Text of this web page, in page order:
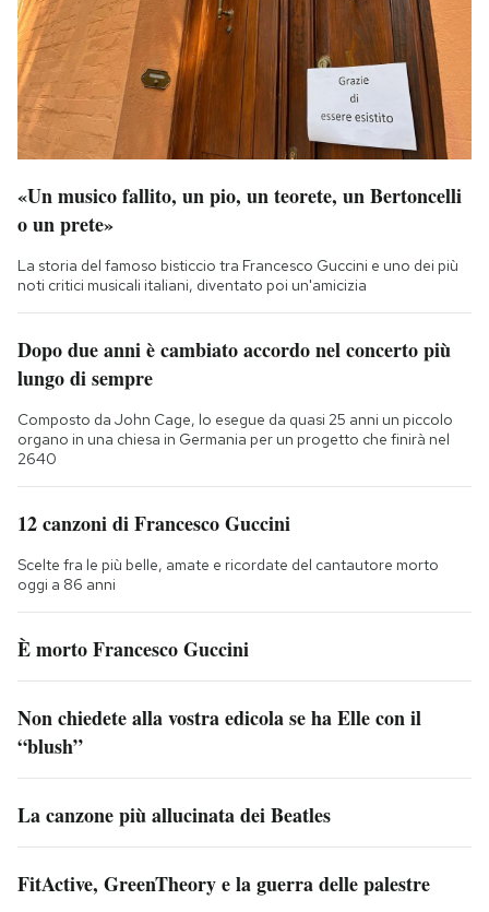
«Un musico fallito, un pio, un teorete, un Bertoncelli
o un prete»
La storia del famoso bisticcio tra Francesco Guccini e uno dei più
noti critici musicali italiani, diventato poi un'amicizia
Dopo due anni è cambiato accordo nel concerto più
lungo di sempre
Composto da John Cage, lo esegue da quasi 25 anni un piccolo
organo in una chiesa in Germania per un progetto che finirà nel
2640
12 canzoni di Francesco Guccini
Scelte fra le più belle, amate e ricordate del cantautore morto
oggi a 86 anni
È morto Francesco Guccini
Non chiedete alla vostra edicola se ha Elle con il
“blush”
La canzone più allucinata dei Beatles
FitActive, GreenTheory e la guerra delle palestre